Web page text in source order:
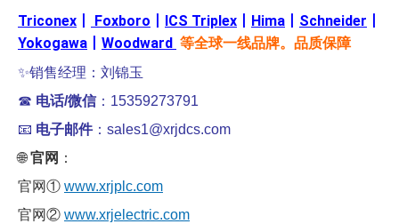
Triconex
Foxboro ICS Triplex Hima Schneider
Yokogawa
Woodward 等全球一线品牌。品质保障
✨销售经理：刘锦玉
☎ 电话/微信：15359273791
📧 电子邮件：sales1@xrjdcs.com
🌐官网 ：
官网① www.xrjplc.com
官网② www.xrjelectric.com